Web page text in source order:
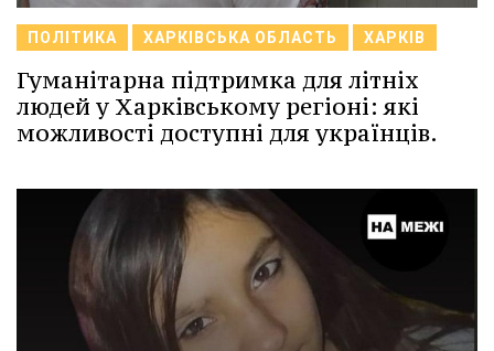
ПОЛІТИКА ХАРКІВСЬКА ОБЛАСТЬ ХАРКІВ
Гуманітарна підтримка для літніх
людей у Харківському регіоні: які
можливості доступні для українців.